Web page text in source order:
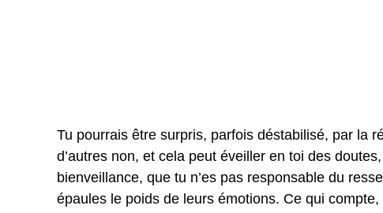
Tu pourrais être surpris, parfois déstabilisé, par la
d’autres non, et cela peut éveiller en toi des
bienveillance, que tu n’es pas responsable du
épaules le poids de leurs émotions. Ce qui